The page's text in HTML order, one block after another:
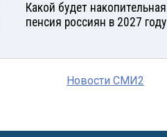
Какой будет накопительная
пенсия россиян в 2027 году
Новости СМИ2